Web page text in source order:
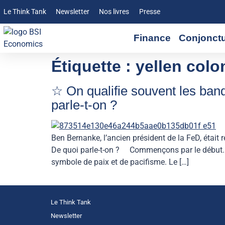
Le Think Tank Newsletter Nos livres Presse
Finance
Étiquette : yellen
☆ On qualifie souvent les
parle-t-on ?
Ben Bernanke, l’ancien président de la FeD,
De quoi parle-t-on ? Commençons par le
symbole de paix et de pacifisme. Le […]
Le Think Tank
Newsletter